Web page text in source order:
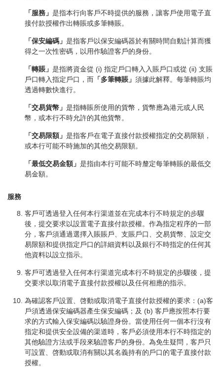
「服務」 是指本行向客戶不時提供的服務，讓客戶使用電子直
接付款授權作出轉賬或多筆轉賬。
「保安編碼」 是指客戶以保安編碼器於有關時間自動計算而獲
得之一次性密碼，以用作驗證客戶的身份。
「轉賬」 是指將資金從 (i) 指定戶口轉入入賬戶口或從 (ii) 支賬
戶口轉入指定戶口，而 「多筆轉賬」 須據此解釋。每筆轉賬均
透過轉數快進行。
「交易貨幣」 是指轉賬所使用的貨幣，貨幣應為港元或人民
幣，或本行不時允許的其他貨幣。
「交易限額」 是指客戶在電子直接付款授權指定的交易限額，
或本行可能不時施加的其他交易限額。
「最低交易金額」 是指由本行可能不時釐定每筆轉賬的最低交
易金額。
服務
客戶可透過登入任何本行渠道並在完成本行不時規定的步驟
後，提交要求以設置電子直接付款授權。作為指定程序的一部
分，客戶須通過選擇入賬賬戶、支賬戶口、交易貨幣、設定交
易限額和提供指定戶口的詳細資料以及銀行不時指定的任何其
他資料以設立指示。
客戶可透過登入任何本行渠道完成本行不時規定的步驟後，提
交要求以取消電子直接付款授權以及任何相應的指示。
為確認客戶設置、啓動或取消電子直接付款授權的要求：(a)客
戶須透過保安編碼器產生保安編碼；及 (b) 客戶應按照本行要
求的方式輸入保安編碼以驗證身份。當使用任何一個本行沒有
指定和提供安全設備的渠道時，客戶必須使用本行不時指定的
其他驗證方法或手段來驗證客戶的身份。為免生疑問，客戶只
可設置、啓動或取消有關以其名義持有的戶口的電子直接付款
授權。